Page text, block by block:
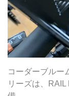
コーダーブルー
リーズは、